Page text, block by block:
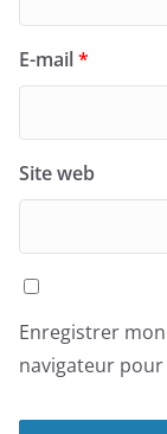
E-mail*
Site web
Enregistrer
navigateur